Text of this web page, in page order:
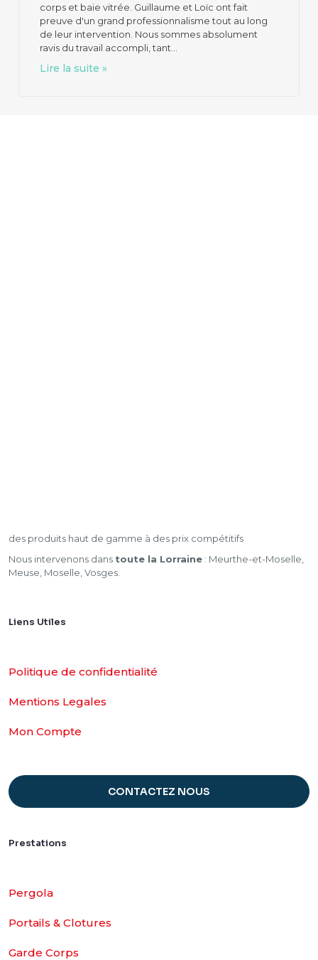
corps et baie vitrée. Guillaume et Loïc ont fait
preuve d'un grand professionnalisme tout au long
de leur intervention. Nous sommes absolument
ravis du travail accompli, tant...
Lire la suite »
des produits haut de gamme à des prix compétitifs
Nous intervenons dans toute la Lorraine : Meurthe-et-Moselle,
Meuse, Moselle, Vosges.
Liens Utiles
Politique de confidentialité
Mentions Legales
Mon Compte
CONTACTEZ NOUS
Prestations
Pergola
Portails & Clotures
Garde Corps